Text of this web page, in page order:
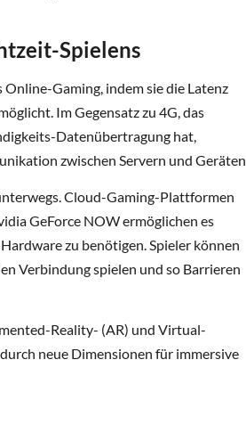
Spielens
Gaming, indem sie die Latenz
Im Gegensatz zu 4G, das
Datenübertragung hat,
zwischen Servern und Geräten.
Cloud-Gaming-Plattformen
GeForce NOW ermöglichen es
zu benötigen. Spieler können
Verbindung spielen und so Barrieren
Reality- (AR) und Virtual-
neue Dimensionen für immersive